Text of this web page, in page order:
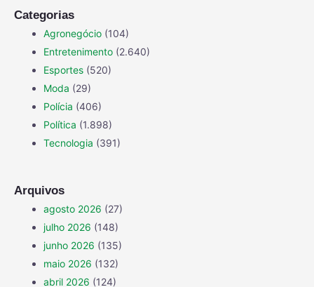
Categorias
Agronegócio (104)
Entretenimento (2.640)
Esportes (520)
Moda (29)
Polícia (406)
Política (1.898)
Tecnologia (391)
Arquivos
agosto 2026 (27)
julho 2026 (148)
junho 2026 (135)
maio 2026 (132)
abril 2026 (124)